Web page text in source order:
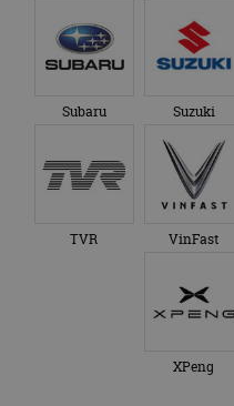
Subaru Suzuki
TVR VinFast
XPeng